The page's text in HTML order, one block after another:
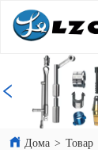
Дома > Товар